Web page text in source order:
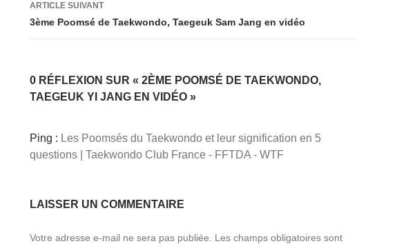
ARTICLE SUIVANT
3ème Poomsé de Taekwondo, Taegeuk Sam Jang en vidéo
0 RÉFLEXION SUR « 2ÈME POOMSÉ DE TAEKWONDO,
TAEGEUK YI JANG EN VIDÉO »
Ping : Les Poomsés du Taekwondo et leur signification en 5
questions | Taekwondo Club France - FFTDA - WTF
LAISSER UN COMMENTAIRE
Votre adresse e-mail ne sera pas publiée.
Les champs obligatoires sont